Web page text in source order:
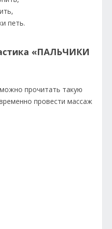
петь.
«ПАЛЬЧИКИ
прочитать такую
провести массаж